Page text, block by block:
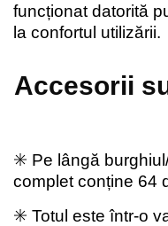
funcționat datorită
la confortul utilizării.
Accesorii
✳️ Pe lângă
complet conține 64
✳️ Totul este într-o